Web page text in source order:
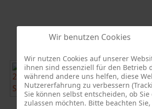
Wir benutzen Cookies
Wir nutzen Cookies auf unserer
ihnen sind essenziell für den Betrieb
während andere uns helfen, diese
Nutzererfahrung zu verbessern
Sie können selbst entscheiden, ob Sie
zulassen möchten. Bitte beachten